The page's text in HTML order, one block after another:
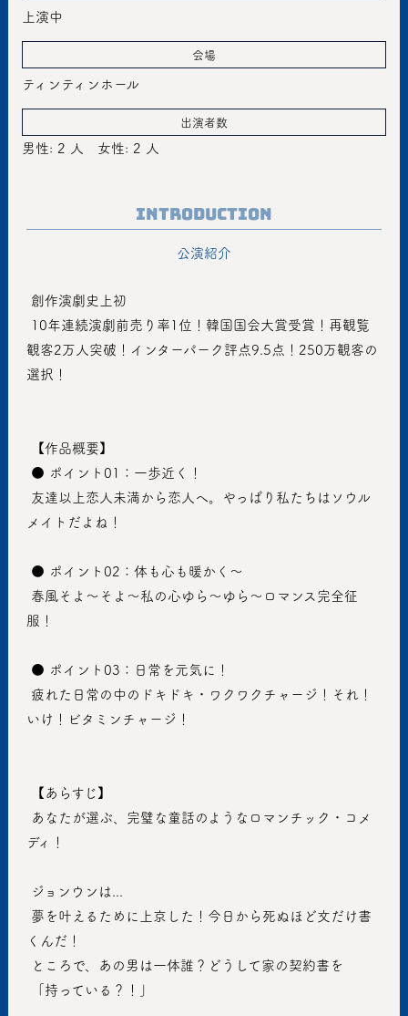
上演中
会場
ティンティンホール
出演者数
男性: 2 人 女性: 2 人
Introduction
公演紹介
創作演劇史上初
観客2万人突破！インターパーク評点9.5点！250万観客の
選択！
【作品概要】
● ポイント01：一歩近く！
メイトだよね！
● ポイント02：体も心も暖かく～
服！
● ポイント03：日常を元気に！
いけ！ビタミンチャージ！
【あらすじ】
ディ！
ジョンウンは...
くんだ！
ところで、あの男は一体誰？どうして家の契約書を
「持っている？！」